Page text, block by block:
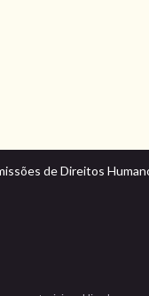
de Direitos